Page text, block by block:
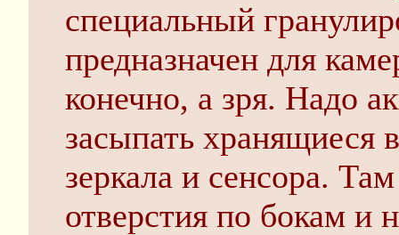
специальный
предназначен для
конечно, а зря. Надо
засыпать хранящиеся
зеркала и сенсора.
отверстия по бокам и